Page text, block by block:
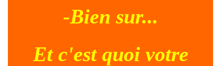
-Bien sur...
Et c'est quoi votre